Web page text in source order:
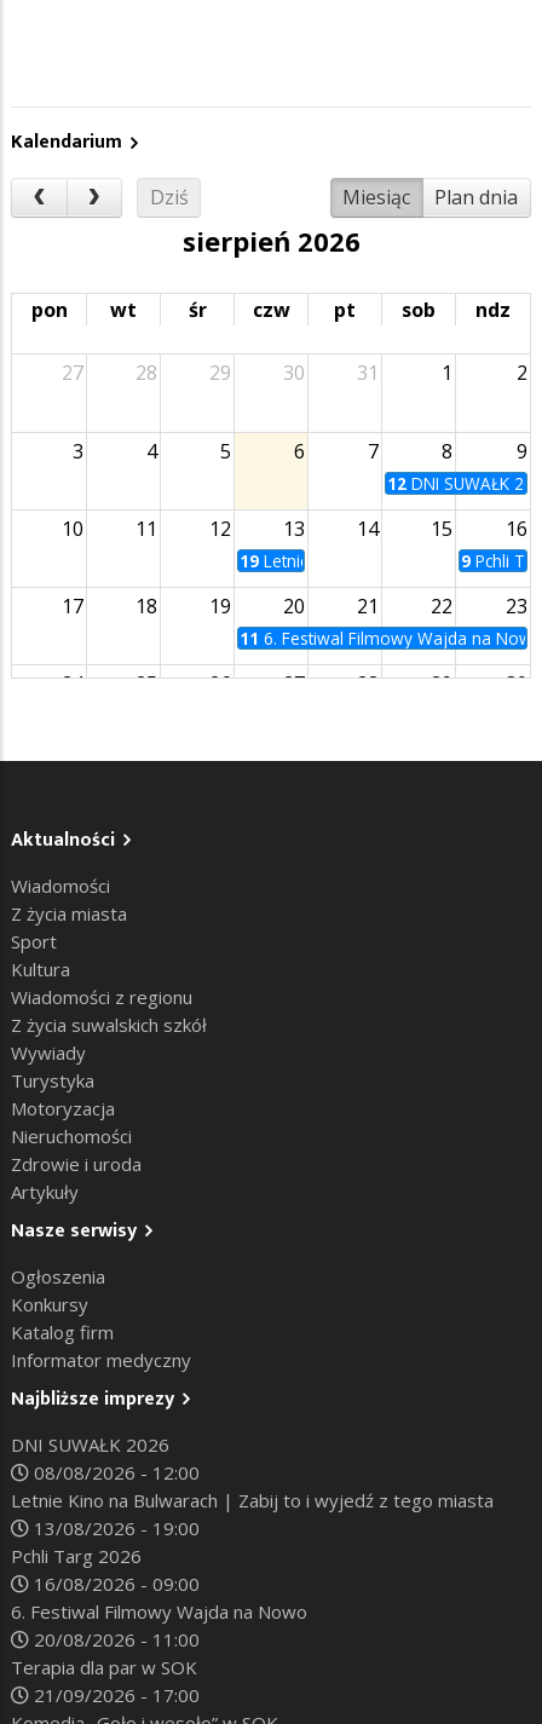
Kalendarium
Dziś Miesiąc Plan dnia
sierpień 2026
pon wt śr czw pt sob ndz
27 28 29 30 31 1 2
3 4 5 6 7 8 9
12 DNI SUWAŁK
10 11 12 13 14 15 16
19 Letnie Kino na Bulwarach | Zabij
9 Pchli
17 18 19 20 21 22 23
11 6. Festiwal Filmowy Wajda na Nowo
24 25 26 27 28 29 30
31 1 2 3 4 5 6
Aktualności
Wiadomości
Z życia miasta
Sport
Kultura
Wiadomości z regionu
Z życia suwalskich szkół
Wywiady
Turystyka
Motoryzacja
Nieruchomości
Zdrowie i uroda
Artykuły
Nasze serwisy
Ogłoszenia
Konkursy
Katalog firm
Informator medyczny
Najbliższe imprezy
DNI SUWAŁK 2026
08/08/2026 - 12:00
Letnie Kino na Bulwarach | Zabij to i wyjedź z tego miasta
13/08/2026 - 19:00
Pchli Targ 2026
16/08/2026 - 09:00
6. Festiwal Filmowy Wajda na Nowo
20/08/2026 - 11:00
Terapia dla par w SOK
21/09/2026 - 17:00